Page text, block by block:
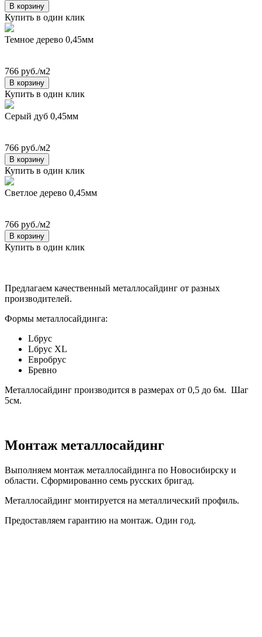
В корзину
Купить в один клик
Темное дерево 0,45мм
766 руб./м2
В корзину
Купить в один клик
Серый дуб 0,45мм
766 руб./м2
В корзину
Купить в один клик
Светлое дерево 0,45мм
766 руб./м2
В корзину
Купить в один клик
Предлагаем качественный металлосайдинг от разных
производителей.
Формы металлосайдинга:
Lбрус
Lбрус XL
Евробрус
Бревно
Металлосайдинг производится в размерах от 0,5 до 6м. Шаг
5см.
Монтаж металлосайдинг
Выполняем монтаж металлосайдинга по Новосибирску и
области. Сформированно семь русских бригад.
Металлосайдинг монтируется на металлический профиль.
Предоставляем гарантию на монтаж. Один год.